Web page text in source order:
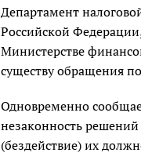
Департамент
Российской
Министерстве
существу обращения
Одновременно
незаконность решений
(бездействие) их